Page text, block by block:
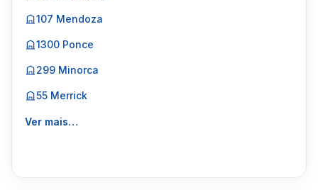
107 Mendoza
1300 Ponce
299 Minorca
55 Merrick
Ver mais…